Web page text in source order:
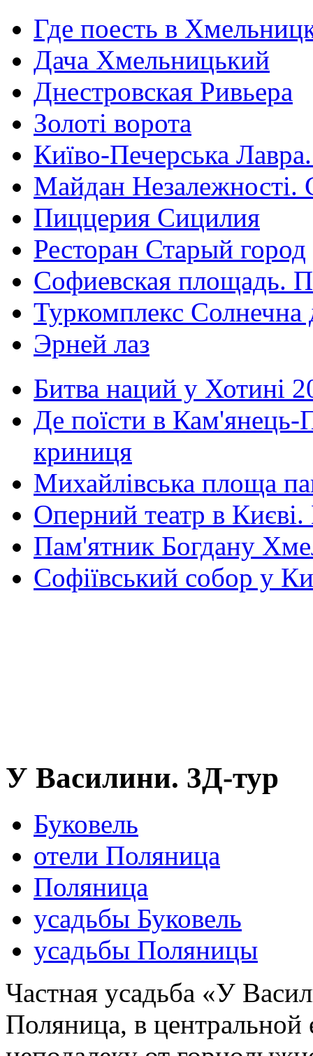
Где поесть в
Дача Хмельницький
Днестровская Ривьера
Золоті ворота
Київо-Печерська
Майдан Незалежності.
Пиццерия Сицилия
Ресторан Старый город
Софиевская площадь.
Туркомплекс Солнечна
Эрней лаз
Битва наций у Хотині
Де поїсти в Кам'янець-
криниця
Михайлівська площа
Оперний театр в
Пам'ятник Богдану
Софіївський собор у
У Василини. 3Д-тур
Буковель
отели Поляница
Поляница
усадьбы Буковель
усадьбы Поляницы
Частная усадьба «У
Поляница, в центральной